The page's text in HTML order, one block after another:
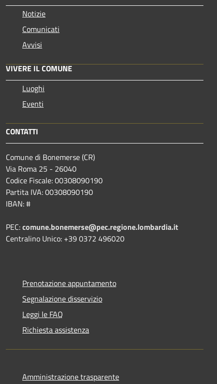
Notizie
Comunicati
Avvisi
VIVERE IL COMUNE
Luoghi
Eventi
CONTATTI
Comune di Bonemerse (CR)
Via Roma 25 - 26040
Codice Fiscale: 00308090190
Partita IVA: 00308090190
IBAN: #
PEC:comune.bonemerse@pec.regione.lombardia.it
Centralino Unico: +39 0372 496020
Prenotazione appuntamento
Segnalazione disservizio
Leggi le FAQ
Richiesta assistenza
Amministrazione trasparente